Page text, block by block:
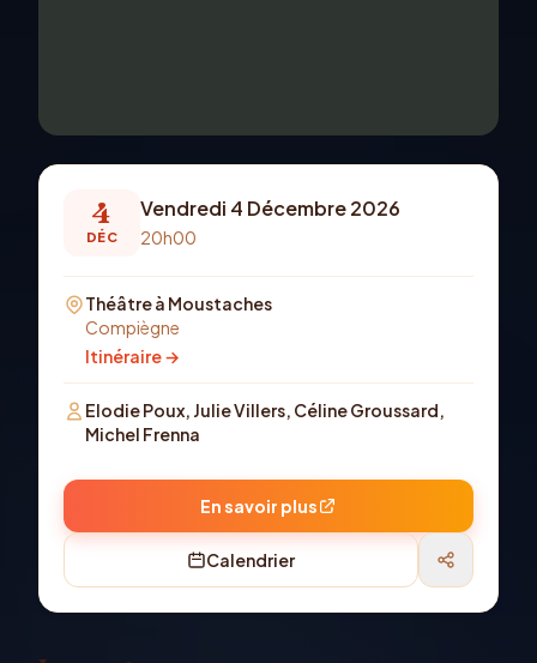
4
DÉC
Vendredi 4 Décembre 2026
20h00
Théâtre à Moustaches
Compiègne
Itinéraire →
Elodie Poux, Julie Villers, Céline Groussard,
Michel Frenna
En savoir plus
Calendrier